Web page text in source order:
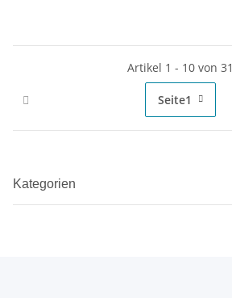
Artikel 1 - 10 von 31
Seite1
Kategorien